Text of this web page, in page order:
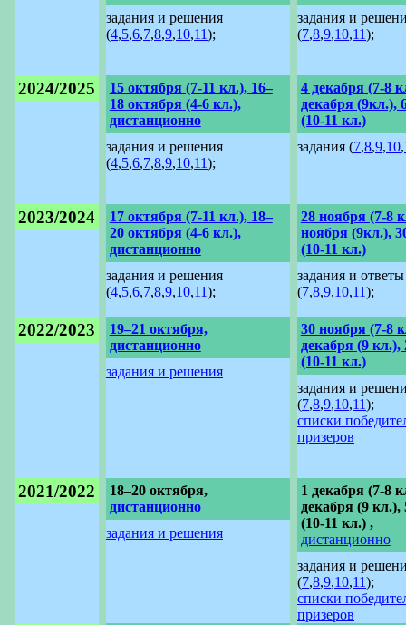
задания и решения
(4,5,6,7,8,9,10,11);
задания и
(7,8,9,10,11);
2024/2025
15 октября (7-11 кл.), 16–
18 октября (4-6 кл.),
дистанционно
задания и решения
(4,5,6,7,8,9,10,11);
4 декабря (7-8
декабря (9кл.),
(10-11 кл.)
задания (7,8,9,10,
2023/2024
17 октября (7-11 кл.), 18–
20 октября (4-6 кл.),
дистанционно
задания и решения
(4,5,6,7,8,9,10,11);
28 ноября (7-8
ноября (9кл.),
(10-11 кл.)
задания и ответы
(7,8,9,10,11);
2022/2023
19–21 октября,
дистанционно
задания и решения
30 ноября (7-8
декабря (9 кл.),
(10-11 кл.)
задания и
(7,8,9,10,11);
списки
призеров
2021/2022
18–20 октября,
дистанционно
задания и решения
1 декабря (7-8
декабря (9 кл.),
(10-11 кл.) ,
дистанционно
задания и
(7,8,9,10,11);
списки
призеров